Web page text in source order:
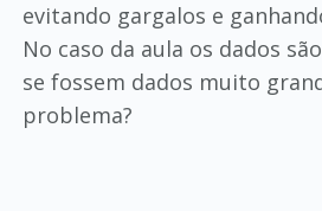
evitando gargalos e
No caso da aula os dados
se fossem dados muito
problema?